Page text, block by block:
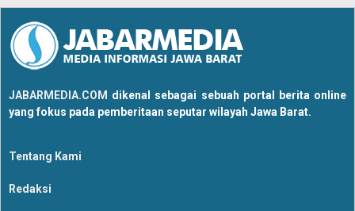
JABARMEDIA.COM dikenal sebagai sebuah portal berita online
yang fokus pada pemberitaan seputar wilayah Jawa Barat.
Tentang Kami
Redaksi